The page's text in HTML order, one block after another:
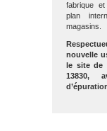
fabrique
plan
magasins.
nouvelle
le site de
13830,